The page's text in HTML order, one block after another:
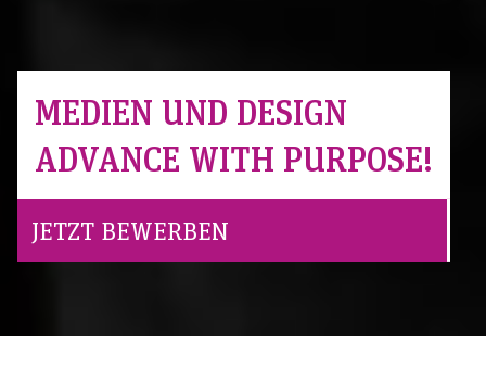
MEDIEN UND DESIGN
ADVANCE WITH PURPOSE!
JETZT BEWERBEN